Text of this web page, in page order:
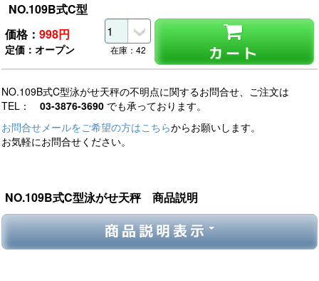
NO.109B式C型
価格： 998円
定価：オープン カート
在庫：42
NO.109B式C型泳がせ天秤の不明点に関するお問合せ、ご注文は
TEL： 03-3876-3690 でも承っております。
お問合せメールをご希望の方はこちらからお願いします。
お気軽にお問合せください。
NO.109B式C型泳がせ天秤 商品説明
商品説明表示